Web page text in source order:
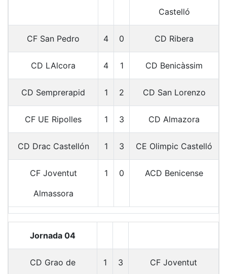
Castelló
CF San Pedro 4 0 CD Ribera
CD LAlcora 4 1 CD Benicàssim
CD Semprerapid 1 2 CD San Lorenzo
CF UE Ripolles 1 3 CD Almazora
CD Drac Castellón 1 3 CE Olimpic Castelló
CF Joventut
Almassora
1 0 ACD Benicense
Jornada 04
CD Grao de
1 3
CF Joventut